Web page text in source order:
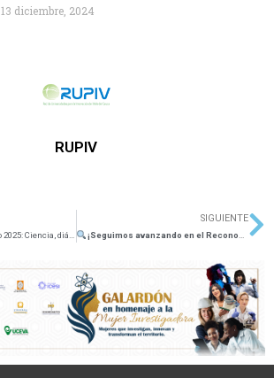
RUPIV
13 diciembre, 2024
SIGUIENTE
¡Seguimos avanzando en el Reconocimiento RUPIV 2025!